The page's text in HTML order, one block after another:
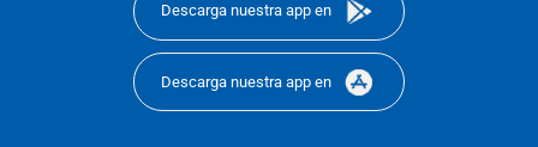
Descarga nuestra app en
Descarga nuestra app en